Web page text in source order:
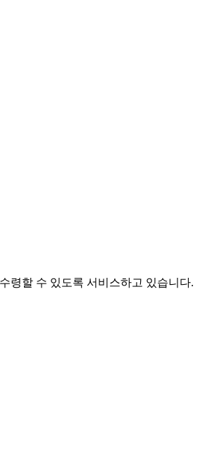
령할 수 있도록 서비스하고 있습니다.